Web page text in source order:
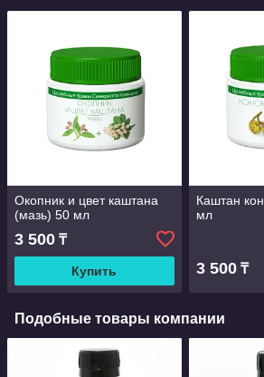
Окопник и цвет каштана
(мазь) 50 мл
3 500 ₸
Купить
Каштан
мл
3 500₸
Подобные товары компании